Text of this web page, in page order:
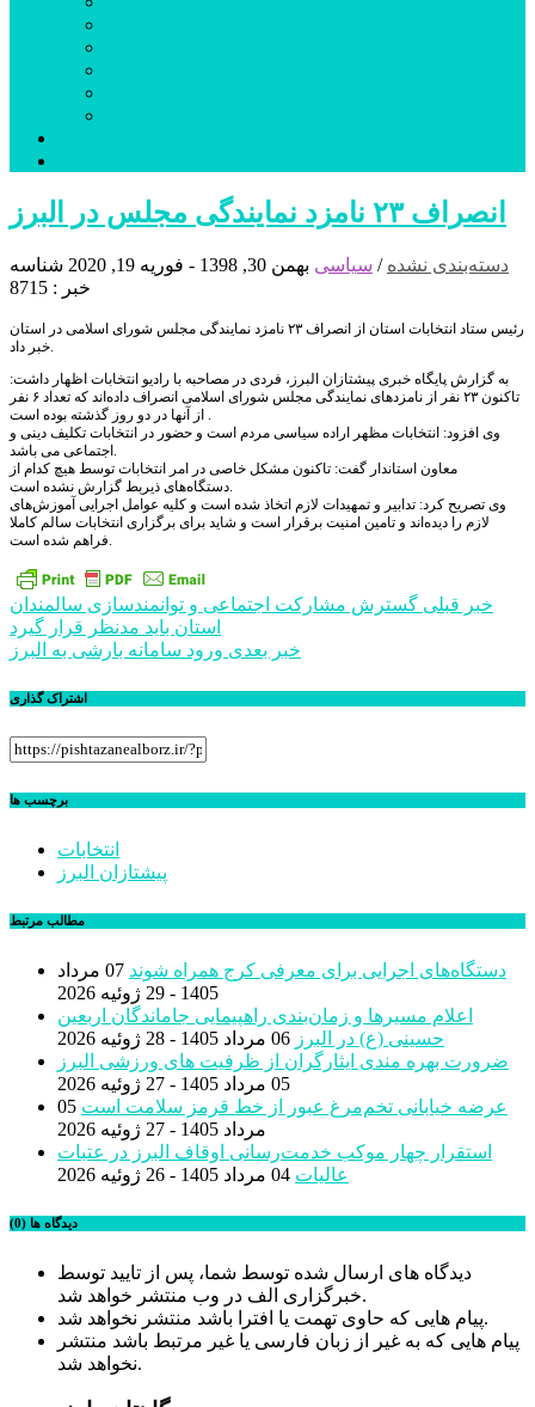
انصراف ۲۳ نامزد نمایندگی مجلس در البرز
دسته‌بندی نشده / سیاسی بهمن 30, 1398 - فوریه 19, 2020
شناسه
خبر : 8715
رئیس ستاد انتخابات استان از انصراف ۲۳ نامزد نمایندگی مجلس شورای اسلامی در استان
خبر داد.
به گزارش پایگاه خبری پیشتازان البرز، فردی در مصاحبه با رادیو انتخابات اظهار داشت:
تاکنون ۲۳ نفر از نامزدهای نمایندگی مجلس شورای اسلامی انصراف داده‌اند که تعداد ۶ نفر
از آنها در دو روز گذشته بوده است .
وی افزود: انتخابات مظهر اراده سیاسی مردم است و حضور در انتخابات تکلیف دینی و
اجتماعی می باشد.
معاون استاندار گفت: تاکنون مشکل خاصی در امر انتخابات توسط هیچ کدام از
دستگاه‌های ذیربط گزارش نشده است.
وی تصریح کرد: تدابیر و تمهیدات لازم اتخاذ شده است و کلیه عوامل اجرایی آموزش‌های
لازم را دیده‌اند و تامین امنیت برقرار است و شاید برای برگزاری انتخابات سالم کاملا
فراهم شده است.
راهبری
نوشته
خبر قبلی گسترش مشارکت اجتماعی و توانمندسازی سالمندان
استان باید مدنظر قرار گیرد
خبر بعدی ورود سامانه بارشی به البرز
اشتراک گذاری
برچسب ها
انتخابات
پیشتازان البرز
مطالب مرتبط
دستگاه‌های اجرایی برای معرفی کرج همراه شوند
07 مرداد
1405 - 29 ژوئیه 2026
اعلام مسیرها و زمان‌بندی راهپیمایی جاماندگان اربعین
حسینی (ع) در البرز 06 مرداد 1405 - 28 ژوئیه 2026
ضرورت بهره مندی ایثارگران از ظرفیت های ورزشی البرز
05 مرداد 1405 - 27 ژوئیه 2026
عرضه خیابانی تخم‌مرغ عبور از خط قرمز سلامت است 05
مرداد 1405 - 27 ژوئیه 2026
استقرار چهار موکب خدمت‌رسانی اوقاف البرز در عتبات
عالیات 04 مرداد 1405 - 26 ژوئیه 2026
دیدگاه ها (0)
دیدگاه های ارسال شده توسط شما، پس از تایید توسط
خبرگزاری الف در وب منتشر خواهد شد.
پیام هایی که حاوی تهمت یا افترا باشد منتشر نخواهد شد.
پیام هایی که به غیر از زبان فارسی یا غیر مرتبط باشد منتشر
نخواهد شد.